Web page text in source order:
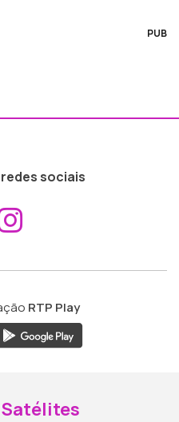
PUB
sociais
ao
RTP Play
Satélites